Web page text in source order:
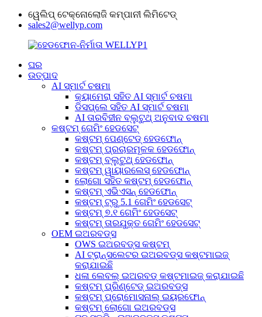
ୱେଲିପ୍ ଟେକ୍ନୋଲୋଜି କମ୍ପାନୀ ଲିମିଟେଡ୍
sales2@wellyp.com
ଘର
ଉତ୍ପାଦ
AI ସ୍ମାର୍ଟ ଚଷମା
କ୍ୟାମେରା ସହିତ AI ସ୍ମାର୍ଟ ଚଷମା
ଡିସପ୍ଲେ ସହିତ AI ସ୍ମାର୍ଟ ଚଷମା
AI ତାରବିହୀନ ବ୍ଲୁଟୁଥ୍ ଅନୁବାଦ ଚଷମା
କଷ୍ଟମ୍ ଗେମିଂ ହେଡସେଟ୍
କଷ୍ଟମ୍ ପେଣ୍ଟେଡ୍ ହେଡଫୋନ୍
କଷ୍ଟମ୍ ପ୍ରଚାରମୂଳକ ହେଡଫୋନ୍
କଷ୍ଟମ୍ ବ୍ଲୁଟୁଥ୍ ହେଡଫୋନ୍
କଷ୍ଟମ୍ ୱାୟାରଲେସ୍ ହେଡଫୋନ୍
ଲୋଗୋ ସହିତ କଷ୍ଟମ୍ ହେଡଫୋନ୍
କଷ୍ଟମ୍ ଏଭିଏସନ୍ ହେଡଫୋନ୍
କଷ୍ଟମ୍ ଟ୍ରୁ 5.1 ଗେମିଂ ହେଡସେଟ୍
କଷ୍ଟମ୍ ୭.୧ ଗେମିଂ ହେଡସେଟ୍
କଷ୍ଟମ୍ ତାରଯୁକ୍ତ ଗେମିଂ ହେଡସେଟ୍
OEM ଇଅରବଡ୍ସ
OWS ଇଅରବଡ୍ସ କଷ୍ଟମ୍
AI ଟ୍ରାନ୍ସଲେଟର ଇଅରବଡ୍ସ କଷ୍ଟମାଇଜ୍
କରାଯାଇଛି
ଧଳା ଲେବଲ୍ ଇଅରବଡ୍ କଷ୍ଟମାଇଜ୍ କରାଯାଇଛି
କଷ୍ଟମ୍ ପ୍ରିଣ୍ଟେଡ୍ ଇଅରବଡ୍ସ
କଷ୍ଟମ୍ ପ୍ରୋମୋସନାଲ୍ ଇୟରଫୋନ୍
କଷ୍ଟମ୍ ଲୋଗୋ ଇଅରବଡ୍ସ